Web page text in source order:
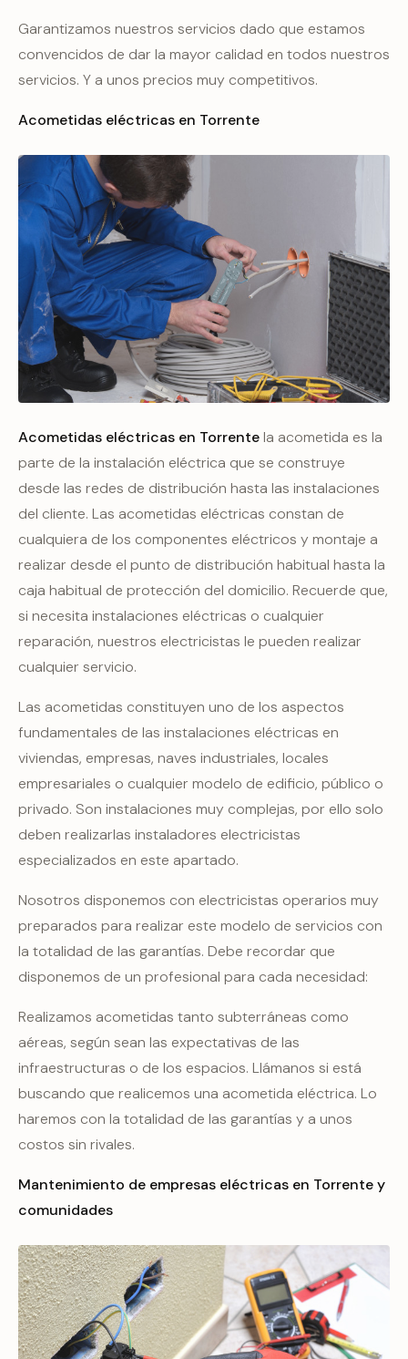
Garantizamos nuestros servicios dado que estamos
convencidos de dar la mayor calidad en todos nuestros
servicios. Y a unos precios muy competitivos.
Acometidas eléctricas en Torrente
Acometidas eléctricas en Torrentela acometida es la
parte de la instalación eléctrica que se construye
desde las redes de distribución hasta las instalaciones
del cliente. Las acometidas eléctricas constan de
cualquiera de los componentes eléctricos y montaje a
realizar desde el punto de distribución habitual hasta la
caja habitual de protección del domicilio. Recuerde que,
si necesita instalaciones eléctricas o cualquier
reparación, nuestros electricistas le pueden realizar
cualquier servicio.
Las acometidas constituyen uno de los aspectos
fundamentales de las instalaciones eléctricas en
viviendas, empresas, naves industriales, locales
empresariales o cualquier modelo de edificio, público o
privado. Son instalaciones muy complejas, por ello solo
deben realizarlas instaladores electricistas
especializados en este apartado.
Nosotros disponemos con electricistas operarios muy
preparados para realizar este modelo de servicios con
la totalidad de las garantías. Debe recordar que
disponemos de un profesional para cada necesidad:
Realizamos acometidas tanto subterráneas como
aéreas, según sean las expectativas de las
infraestructuras o de los espacios. Llámanos si está
buscando que realicemos una acometida eléctrica. Lo
haremos con la totalidad de las garantías y a unos
costos sin rivales.
Mantenimiento de empresas eléctricas en Torrente y
comunidades